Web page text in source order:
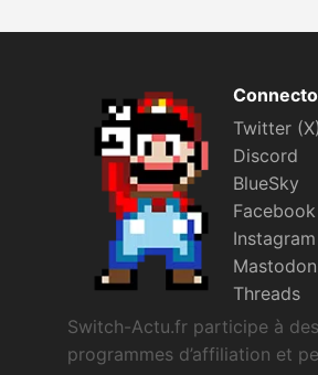
Twitter (X)
Discord
BlueSky
Facebook
Instagram
Mastodon
Threads
Switch-Actu.fr participe à des
programmes d’affiliation et